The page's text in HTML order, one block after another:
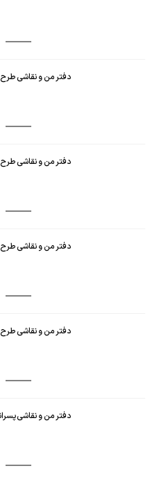
دفتر من و نقاشی طرح
دفتر من و نقاشی
دفتر من و نقاشی
دفتر من و نقاشی
دفتر من و نقاشی